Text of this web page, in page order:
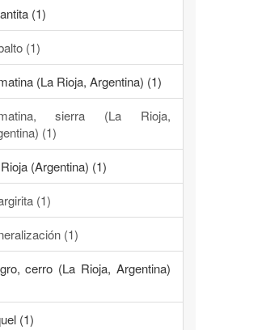
(1)
(1)
(La Rioja, Argentina) (1)
sierra (La Rioja,
(1)
(Argentina) (1)
(1)
(1)
cerro (La Rioja, Argentina)
(1)